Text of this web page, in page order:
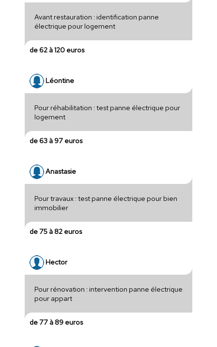
Avant restauration : identification panne
électrique pour logement
de 62 à 120 euros
Léontine
Pour réhabilitation : test panne électrique pour
logement
de 63 à 97 euros
Anastasie
Pour travaux : test panne électrique pour bien
immobilier
de 75 à 82 euros
Hector
Pour rénovation : intervention panne électrique
pour appart
de 77 à 89 euros